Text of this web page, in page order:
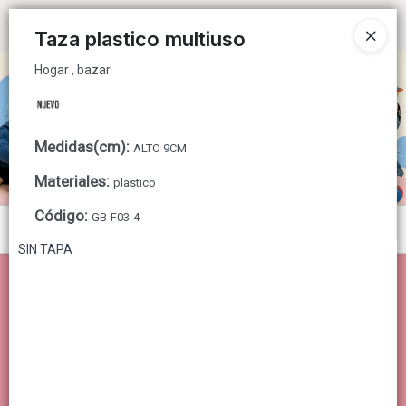
Hogar , bazar
Taza plastico multiuso
Hogar , bazar
Medidas(cm): ALTO 9CM
Materiales: plastico
Código: GB-F03-4
SIN TAPA
CÓMO COMPRAR